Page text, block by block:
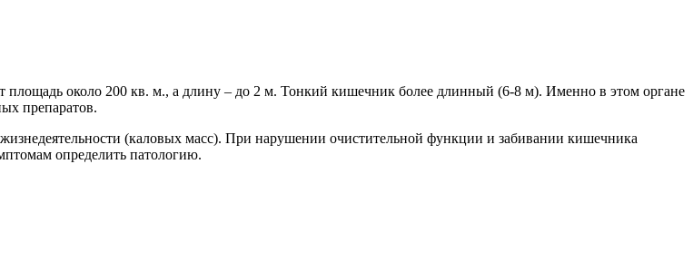
около 200 кв. м., а длину – до 2 м. Тонкий кишечник более длинный (6-8 м). Именно в этом органе
препаратов.
(каловых масс). При нарушении очистительной функции и забивании кишечника
определить патологию.